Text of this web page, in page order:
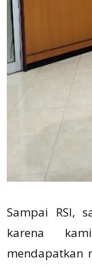
Sampai RSI,
karena
mendapatkan